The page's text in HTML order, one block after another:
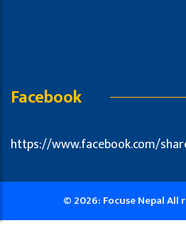
Facebook
https://www.facebook.com/
© 2026: Focuse Nepal All